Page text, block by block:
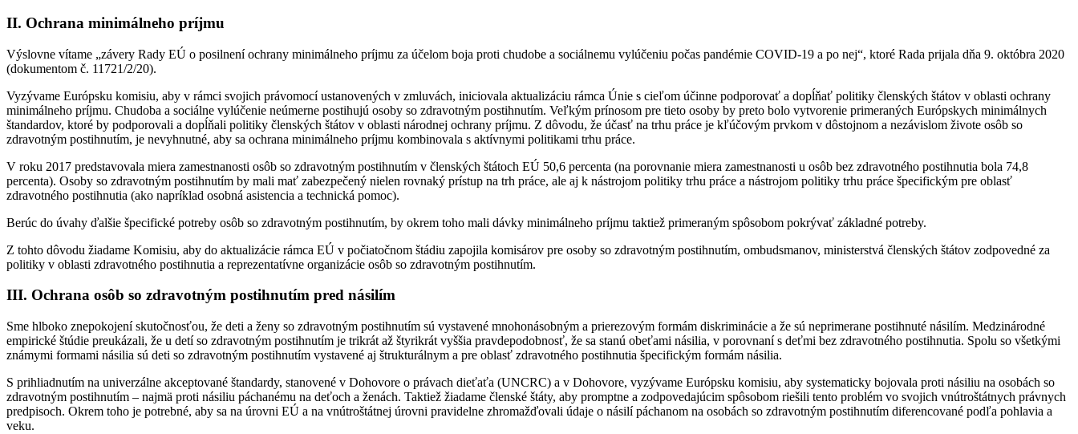
II. Ochrana minimálneho príjmu
Výslovne vítame „závery Rady EÚ o posilnení ochrany minimálneho príjmu za účelom boja proti chudobe a sociálnemu vylúčeniu počas pandémie COVID-19 a po nej“, ktoré Rada prijala dňa 9. októbra 2020
(dokumentom č. 11721/2/20).
Vyzývame Európsku komisiu, aby v rámci svojich právomocí ustanovených v zmluvách, iniciovala aktualizáciu rámca Únie s cieľom účinne podporovať a dopĺňať politiky členských štátov v oblasti ochrany
minimálneho príjmu. Chudoba a sociálne vylúčenie neúmerne postihujú osoby so zdravotným postihnutím. Veľkým prínosom pre tieto osoby by preto bolo vytvorenie primeraných Európskych minimálnych
štandardov, ktoré by podporovali a dopĺňali politiky členských štátov v oblasti národnej ochrany príjmu. Z dôvodu, že účasť na trhu práce je kľúčovým prvkom v dôstojnom a nezávislom živote osôb so
zdravotným postihnutím, je nevyhnutné, aby sa ochrana minimálneho príjmu kombinovala s aktívnymi politikami trhu práce.
V roku 2017 predstavovala miera zamestnanosti osôb so zdravotným postihnutím v členských štátoch EÚ 50,6 percenta (na porovnanie miera zamestnanosti u osôb bez zdravotného postihnutia bola 74,8
percenta). Osoby so zdravotným postihnutím by mali mať zabezpečený nielen rovnaký prístup na trh práce, ale aj k nástrojom politiky trhu práce a nástrojom politiky trhu práce špecifickým pre oblasť
zdravotného postihnutia (ako napríklad osobná asistencia a technická pomoc).
Berúc do úvahy ďalšie špecifické potreby osôb so zdravotným postihnutím, by okrem toho mali dávky minimálneho príjmu taktiež primeraným spôsobom pokrývať základné potreby.
Z tohto dôvodu žiadame Komisiu, aby do aktualizácie rámca EÚ v počiatočnom štádiu zapojila komisárov pre osoby so zdravotným postihnutím, ombudsmanov, ministerstvá členských štátov zodpovedné za
politiky v oblasti zdravotného postihnutia a reprezentatívne organizácie osôb so zdravotným postihnutím.
III. Ochrana osôb so zdravotným postihnutím pred násilím
Sme hlboko znepokojení skutočnosťou, že deti a ženy so zdravotným postihnutím sú vystavené mnohonásobným a prierezovým formám diskriminácie a že sú neprimerane postihnuté násilím. Medzinárodné
empirické štúdie preukázali, že u detí so zdravotným postihnutím je trikrát až štyrikrát vyššia pravdepodobnosť, že sa stanú obeťami násilia, v porovnaní s deťmi bez zdravotného postihnutia. Spolu so všetkými
známymi formami násilia sú deti so zdravotným postihnutím vystavené aj štrukturálnym a pre oblasť zdravotného postihnutia špecifickým formám násilia.
S prihliadnutím na univerzálne akceptované štandardy, stanovené v Dohovore o právach dieťaťa (UNCRC) a v Dohovore, vyzývame Európsku komisiu, aby systematicky bojovala proti násiliu na osobách so
zdravotným postihnutím – najmä proti násiliu páchanému na deťoch a ženách. Taktiež žiadame členské štáty, aby promptne a zodpovedajúcim spôsobom riešili tento problém vo svojich vnútroštátnych právnych
predpisoch. Okrem toho je potrebné, aby sa na úrovni EÚ a na vnútroštátnej úrovni pravidelne zhromažďovali údaje o násilí páchanom na osobách so zdravotným postihnutím diferencované podľa pohlavia a
veku.